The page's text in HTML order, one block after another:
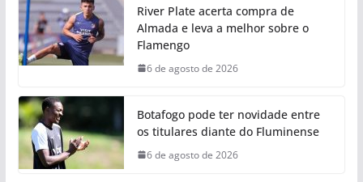
River Plate acerta compra de
Almada e leva a melhor sobre o
Flamengo
6 de agosto de 2026
Botafogo pode ter novidade entre
os titulares diante do Fluminense
6 de agosto de 2026